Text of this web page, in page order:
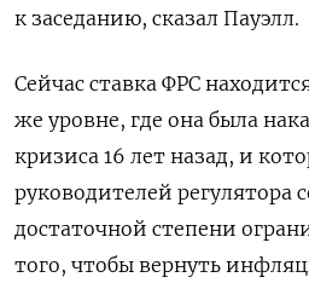
к заседанию, сказал Пауэлл.
Сейчас ставка ФРС
же уровне, где она была
кризиса 16 лет назад, и
руководителей регулятора
достаточной степени
того, чтобы вернуть